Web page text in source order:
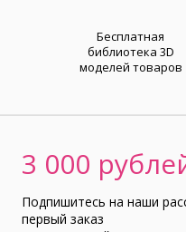
Бесплатная
библиотека 3D
моделей товаров
3 000
Подпишитесь на наши
первый заказ